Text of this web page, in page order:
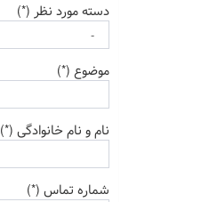
دسته مورد نظر (*)
موضوع (*)
نام و نام خانوادگی (*)
شماره تماس (*)